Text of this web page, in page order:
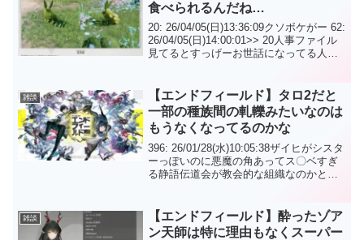
食べられるんだね…
20: 26/04/05(日)13:36:09クソボケがー 62:
26/04/05(日)14:00:01>> 20人事ファイル
見てるとすっげーお世話になってる人に
雑談
【エンドフィールド】タロ2だと
一部の種族間の軋轢みたいなのは
もうなくなってるのかな
396: 26/01/28(水)10:05:38ザイヒがシスタ
ーっぽいのに悪魔の角あってス〇ベすぎ
る静語伝道会が教会的な組織なのかと思
ノの教会がサル...
雑談
【エンドフィールド】酔ったゾア
ン天師は特に理由もなくスーパー